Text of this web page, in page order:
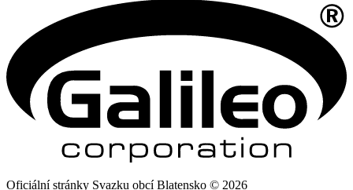
Oficiální stránky Svazku obcí Blatensko © 2026